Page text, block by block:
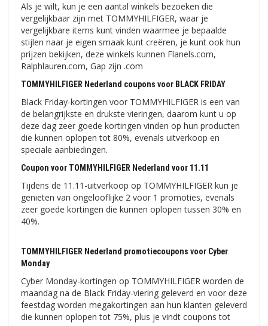
Als je wilt, kun je een aantal winkels bezoeken die
vergelijkbaar zijn met TOMMYHILFIGER, waar je
vergelijkbare items kunt vinden waarmee je bepaalde
stijlen naar je eigen smaak kunt creëren, je kunt ook hun
prijzen bekijken, deze winkels kunnen Flanels.com,
Ralphlauren.com, Gap zijn .com
TOMMYHILFIGER Nederland coupons voor BLACK FRIDAY
Black Friday-kortingen voor TOMMYHILFIGER is een van
de belangrijkste en drukste vieringen, daarom kunt u op
deze dag zeer goede kortingen vinden op hun producten
die kunnen oplopen tot 80%, evenals uitverkoop en
speciale aanbiedingen.
Coupon voor TOMMYHILFIGER Nederland voor 11.11
Tijdens de 11.11-uitverkoop op TOMMYHILFIGER kun je
genieten van ongelooflijke 2 voor 1 promoties, evenals
zeer goede kortingen die kunnen oplopen tussen 30% en
40%.
TOMMYHILFIGER Nederland promotiecoupons voor Cyber ​​​​
Monday
Cyber ​​Monday-kortingen op TOMMYHILFIGER worden de
maandag na de Black Friday-viering geleverd en voor deze
feestdag worden megakortingen aan hun klanten geleverd
die kunnen oplopen tot 75%, plus je vindt coupons tot